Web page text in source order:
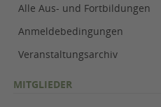
Alle Aus- und Fortbildungen
Anmeldebedingungen
Veranstaltungsarchiv
MITGLIEDER